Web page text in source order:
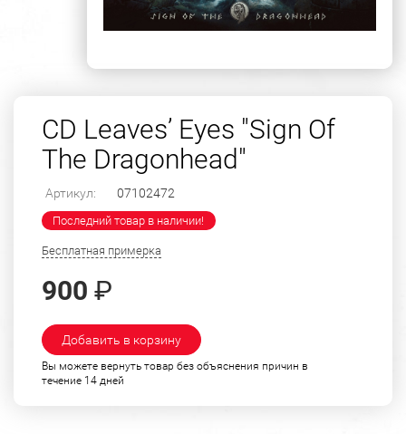
CD Leaves’ Eyes "Sign Of
The Dragonhead"
Артикул: 07102472
Последний товар в наличии!
Бесплатная примерка
900 ₽
Добавить в корзину
Вы можете вернуть товар без объяснения причин в
течение 14 дней